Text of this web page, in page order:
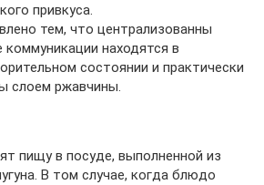
привкуса.
тем, что централизованны
находятся в
состоянии и практически
слоем ржавчины.
пищу в посуде, выполненной из
В том случае, когда блюдо